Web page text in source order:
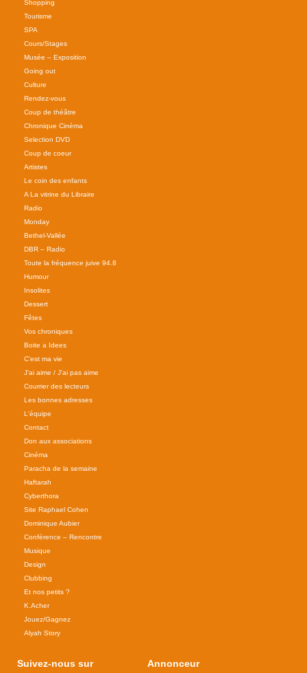
Shopping
Tourisme
SPA
Cours/Stages
Musée – Exposition
Going out
Culture
Rendez-vous
Coup de théâtre
Chronique Cinéma
Selection DVD
Coup de coeur
Artistes
Le coin des enfants
A La vitrine du Libraire
Radio
Monday
Bethel-Vallée
DBR – Radio
Toute la fréquence juive 94.8
Humour
Insolites
Dessert
Fêtes
Vos chroniques
Boite a Idees
C'est ma vie
J'ai aime / J'ai pas aime
Courrier des lecteurs
Les bonnes adresses
L'équipe
Contact
Don aux associations
Cinéma
Paracha de la semaine
Haftarah
Cyberthora
Site Raphael Cohen
Dominique Aubier
Conférence – Rencontre
Musique
Design
Clubbing
Et nos petits ?
K.Acher
Jouez/Gagnez
Alyah Story
Suivez-nous sur Annonceur